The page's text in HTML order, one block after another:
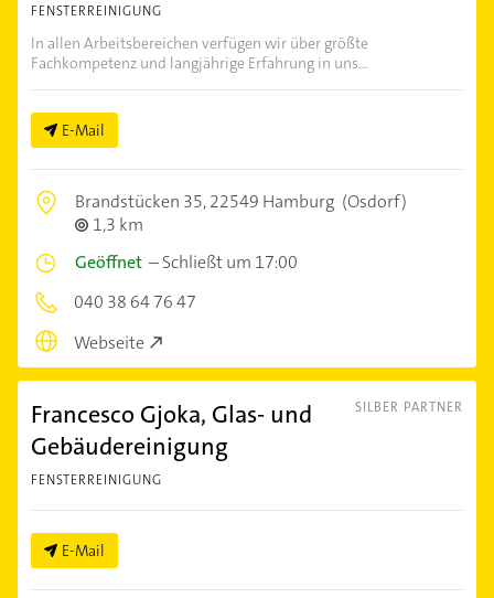
FENSTERREINIGUNG
In allen Arbeitsbereichen verfügen wir über größte
Fachkompetenz und langjährige Erfahrung in uns...
E-Mail
Brandstücken 35,22549 Hamburg (Osdorf)
1,3 km
Geöffnet –Schließt um 17:00
040 38 64 76 47
Webseite
SILBER PARTNER
Francesco Gjoka, Glas- und
Gebäudereinigung
FENSTERREINIGUNG
E-Mail